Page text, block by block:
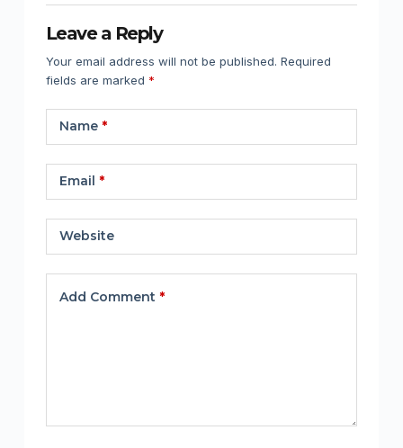
Leave a Reply
Your email address will not be published. Required
fields are marked *
Name*
Email *
Website
Add Comment *